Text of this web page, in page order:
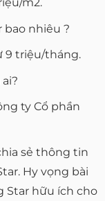
bao nhiêu ?
9 triệu/tháng.
ty Cổ phần
sẻ thông tin
Hy vọng bài
Star hữu ích cho